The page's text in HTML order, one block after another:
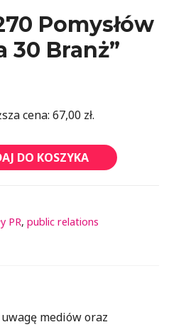
Pomysłów
30 Branż”
cena: 67,00 zł.
DO KOSZYKA
PR, public relations
mediów oraz